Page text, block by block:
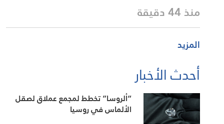
منذ 44 دقيقة
المزيد
أحدث الأخبار
“ألروسا” تخطط لمجمع عملاق لصقل
الألماس في روسيا